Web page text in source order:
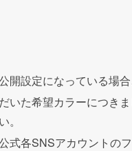
開設定になっている場
いた希望カラーにつき
式各SNSアカウントの